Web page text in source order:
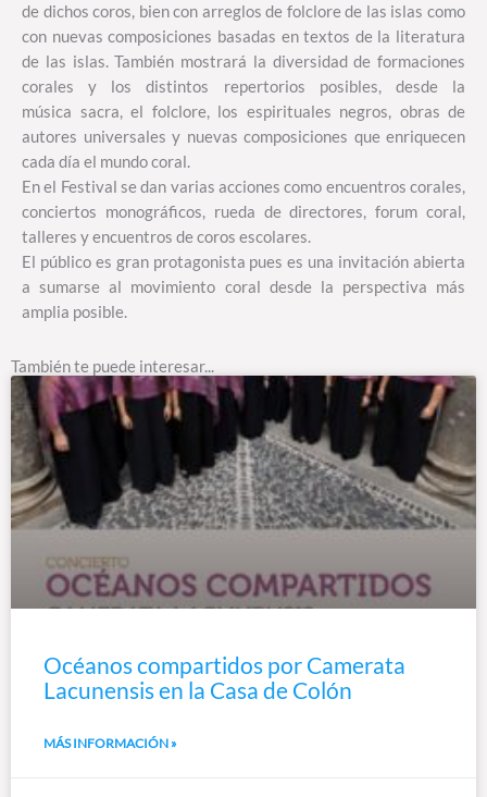
de dichos coros, bien con arreglos de folclore de las islas como
con nuevas composiciones basadas en textos de la literatura
de las islas. También mostrará la diversidad de formaciones
corales y los distintos repertorios posibles, desde la
música sacra, el folclore, los espirituales negros, obras de
autores universales y nuevas composiciones que enriquecen
cada día el mundo coral.
En el Festival se dan varias acciones como encuentros corales,
conciertos monográficos, rueda de directores, forum coral,
talleres y encuentros de coros escolares.
El público es gran protagonista pues es una invitación abierta
a sumarse al movimiento coral desde la perspectiva más
amplia posible.
También te puede interesar...
Océanos compartidos por Camerata
Lacunensis en la Casa de Colón
MÁS INFORMACIÓN »